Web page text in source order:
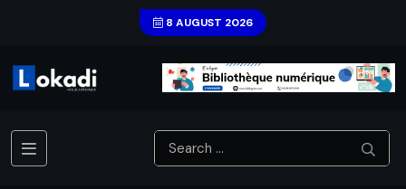
8 AUGUST 2026